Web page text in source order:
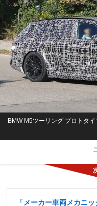
BMW M5ツーリング プロトタ
「メーカー車両メカニ